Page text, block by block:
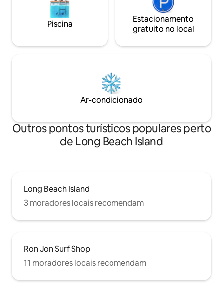
Piscina
Estacionamento
gratuito no local
Ar-condicionado
Outros pontos turísticos populares perto
de Long Beach Island
Long Beach Island
3 moradores locais recomendam
Ron Jon Surf Shop
11 moradores locais recomendam